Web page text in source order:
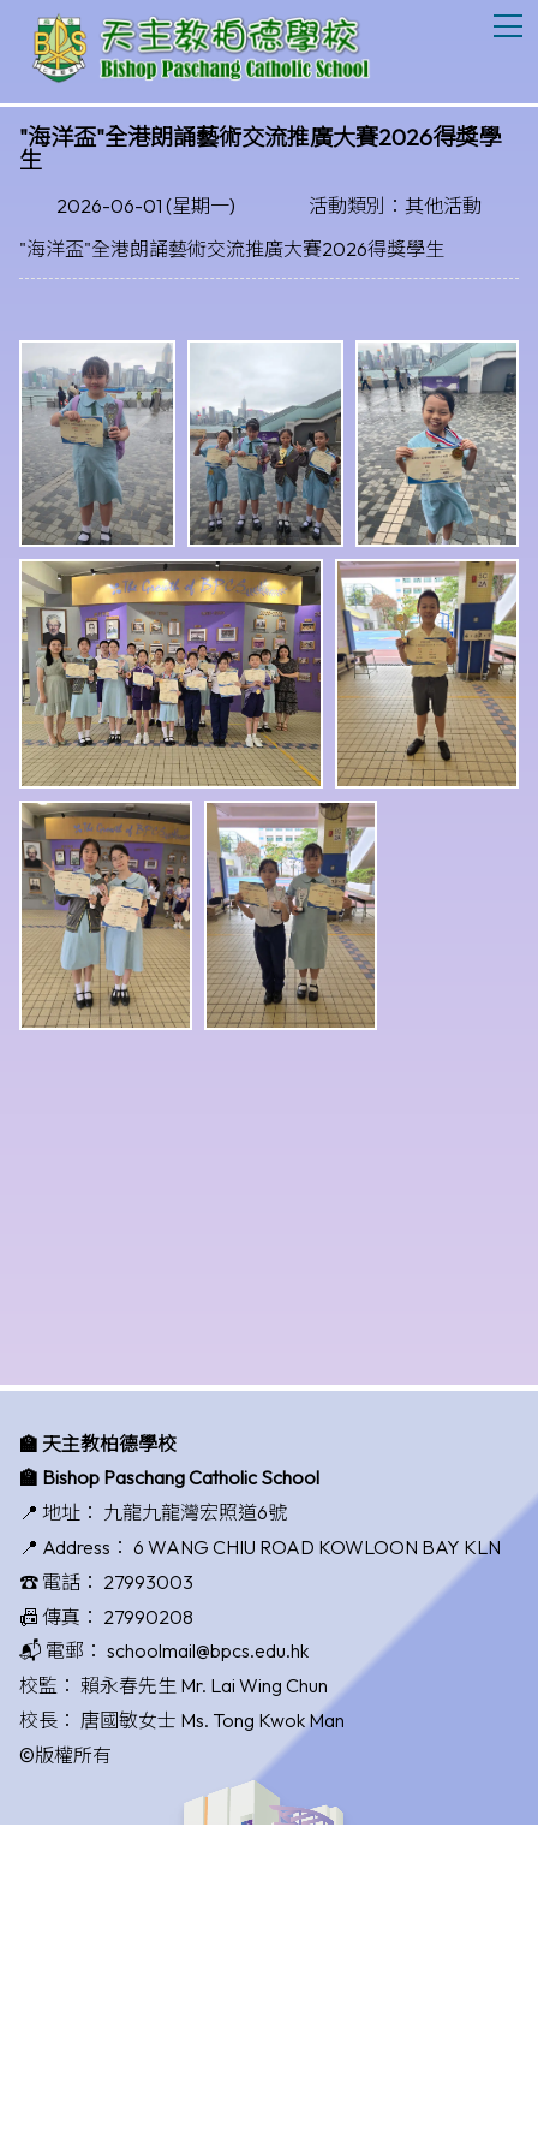
"海洋盃"全港朗誦藝術交流推廣大賽2026得獎學
生
2026-06-01 (星期一)
活動類別：其他活動
"海洋盃"全港朗誦藝術交流推廣大賽2026得獎學生
🏫 天主教柏德學校
🏫 Bishop Paschang Catholic School
📍 地址： 九龍九龍灣宏照道6號
📍 Address： 6 WANG CHIU ROAD KOWLOON BAY KLN
☎️ 電話： 27993003
📠 傳真： 27990208
📬 電郵： schoolmail@bpcs.edu.hk
校監： 賴永春先生 Mr. Lai Wing Chun
校長： 唐國敏女士 Ms. Tong Kwok Man
©版權所有